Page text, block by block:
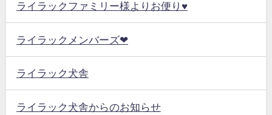
ライラックファミリー様よりお便り♥
ライラックメンバーズ❤
ライラック犬舎
ライラック犬舎からのお知らせ